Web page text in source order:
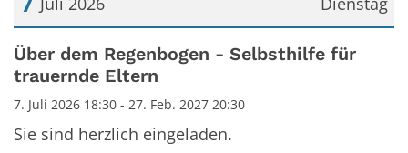
Datum: 7. Juli 2026
Über dem Regenbogen - Selbsthilfe für
trauernde Eltern
7. Juli 2026 18:30 - 27. Feb. 2027 20:30
Sie sind herzlich eingeladen.